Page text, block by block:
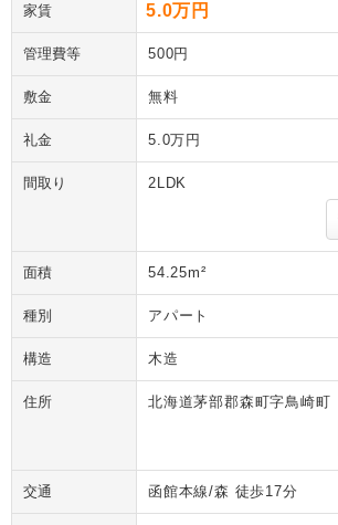
家賃 5.0万円
管理費等 500円
敷金 無料
礼金 5.0万円
間取り 2LDK
面積 54.25m²
種別 アパート
構造 木造
住所 北海道茅部郡森町字鳥崎町
交通 函館本線/森 徒歩17分